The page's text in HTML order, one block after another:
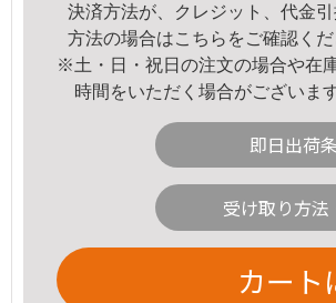
決済方法が、クレジット、代金
方法の場合はこちら をご確認くだ
※土・日・祝日の注文の場合や在
時間をいただく場合がございます
即日出荷
受け取り方法
カート